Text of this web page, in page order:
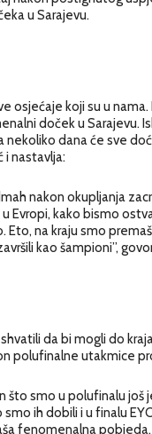
u Sarajevu.
osjećaje koji su u nama.
doček u Sarajevu.
nekoliko dana će sve
i nastavlja:
nakon okupljanja
Evropi, kako bismo
Eto, na kraju smo
kao šampioni”,
da bi mogli do
polufinalne utakmice
što smo u polufinalu još
ih dobili i u finalu
fenomenalna